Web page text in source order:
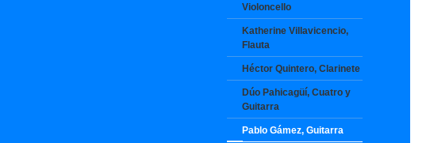
Violoncello
Katherine Villavicencio,
Flauta
Héctor Quintero, Clarinete
Dúo Pahicagüí, Cuatro y
Guitarra
Pablo Gámez, Guitarra